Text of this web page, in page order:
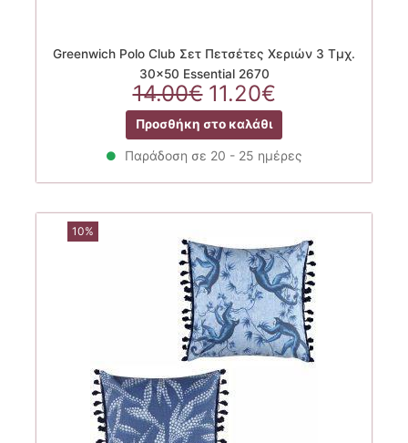
Greenwich Polo Club Σετ Πετσέτες Χεριών 3 Τμχ.
30×50 Essential 2670
14.00€ Original
price
was:
14.00€.
11.20€Η
τρέχουσα
τιμή
είναι:
Προσθήκη στο καλάθι
Παράδοση σε 20 - 25 ημέρες
10%